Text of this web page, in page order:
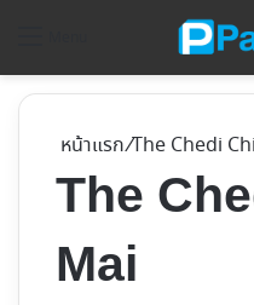
หน้าแรก/The Chedi
The
Mai